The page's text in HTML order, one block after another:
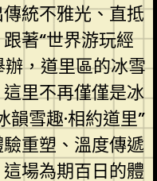
統不雅光、直抵
著“世界游玩經
，道里區的冰雪
里不再僅僅是冰
韻雪趣·相約道里”
重塑、溫度傳遞
場為期百日的體